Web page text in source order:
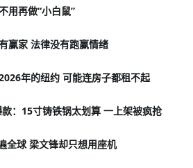
用再做“小白鼠”
赢家 法律没有跑赢情绪
年的纽约 可能连房子都租不起
：15寸铸铁锅太划算 一上架被疯抢
全球 梁文锋却只想用座机